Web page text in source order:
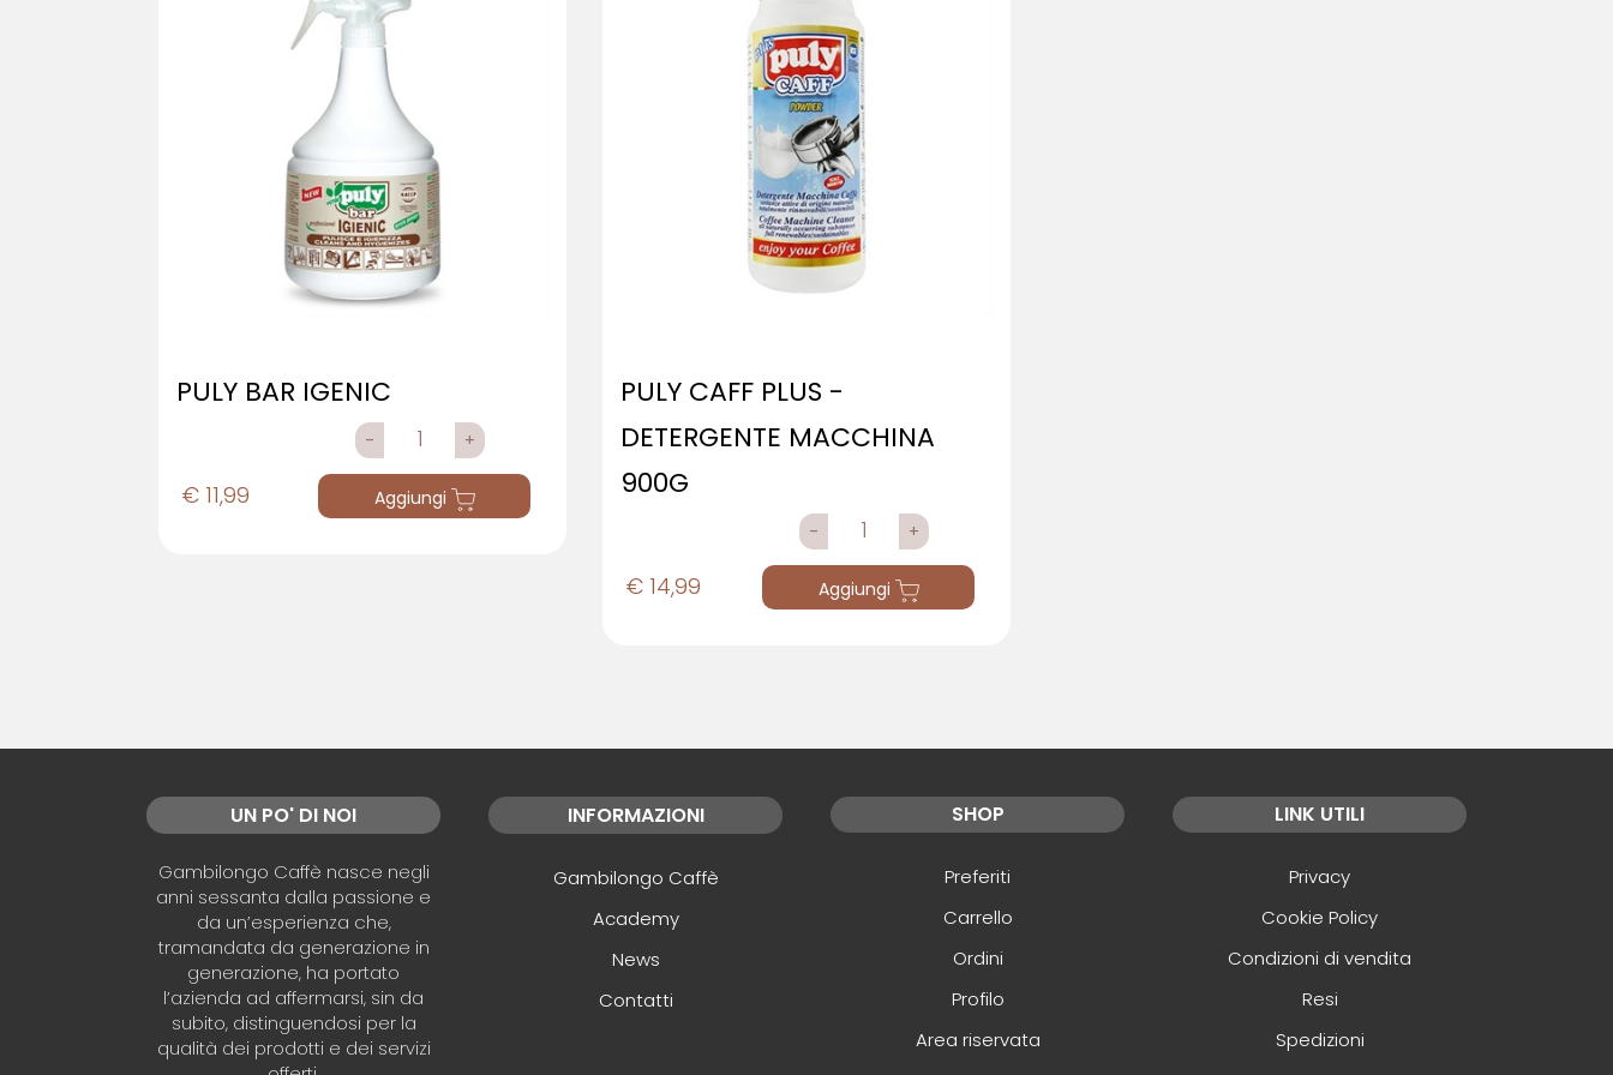
PULY BAR IGENIC
€ 11,99
QUANTITÀ
Aggiungi
PULY CAFF PLUS -
DETERGENTE MACCHINA
900G
€ 14,99
QUANTITÀ
Aggiungi
UN PO' DI NOI
Gambilongo Caffè nasce negli
anni sessanta dalla passione e
da un’esperienza che,
tramandata da generazione in
generazione, ha portato
l’azienda ad affermarsi, sin da
subito, distinguendosi per la
qualità dei prodotti e dei servizi
INFORMAZIONI
Gambilongo Caffè
Academy
News
Contatti
SHOP
Preferiti
Carrello
Ordini
Profilo
Area riservata
LINK UTILI
Privacy
Cookie Policy
Condizioni di vendita
Resi
Spedizioni